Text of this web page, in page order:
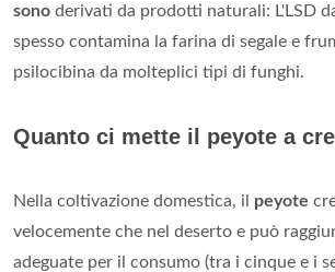
sono derivati da prodotti naturali: L'LSD
spesso contamina la farina di segale e
psilocibina da molteplici tipi di funghi.
Quanto ci mette il peyote a
Nella coltivazione domestica, il peyote
velocemente che nel deserto e può
adeguate per il consumo (tra i cinque e i